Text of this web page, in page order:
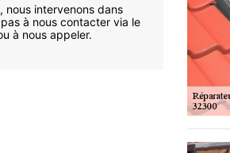
nous intervenons dans
pas à nous contacter via le
à nous appeler.